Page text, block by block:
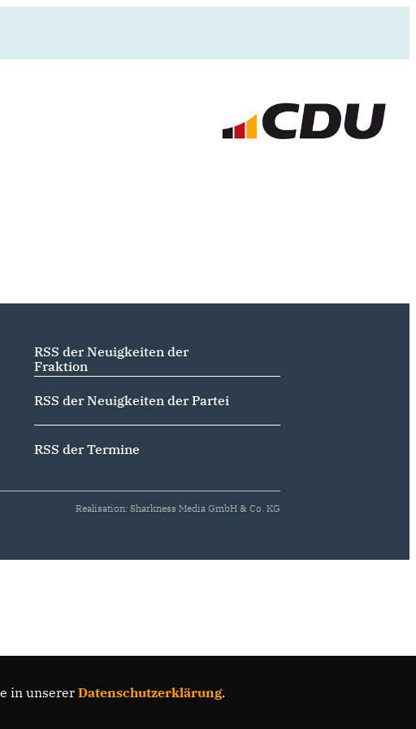
RSS der Neuigkeiten der
Fraktion
RSS der Neuigkeiten der Partei
RSS der Termine
Realisation: Sharkness Media GmbH & Co. KG
in unserer Datenschutzerklärung.